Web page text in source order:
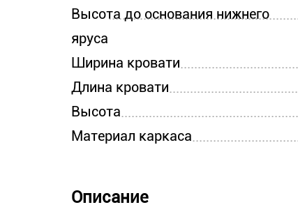
Высота до основания нижнего
яруса
Ширина кровати
Длина кровати
Высота
Материал каркаса
Описание